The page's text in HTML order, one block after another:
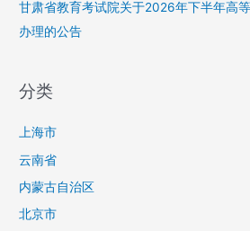
甘肃省教育考试院关于2026年下半年高
办理的公告
分类
上海市
云南省
内蒙古自治区
北京市